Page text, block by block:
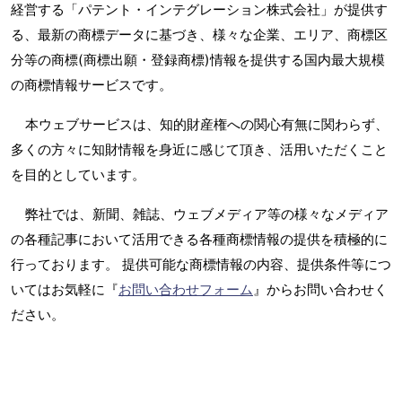
経営する「パテント・インテグレーション株式会社」が提供す
る、最新の商標データに基づき、様々な企業、エリア、商標区
分等の商標(商標出願・登録商標)情報を提供する国内最大規模
の商標情報サービスです。
本ウェブサービスは、知的財産権への関心有無に関わらず、
多くの方々に知財情報を身近に感じて頂き、活用いただくこと
を目的としています。
弊社では、新聞、雑誌、ウェブメディア等の様々なメディア
の各種記事において活用できる各種商標情報の提供を積極的に
行っております。 提供可能な商標情報の内容、提供条件等につ
いてはお気軽に『お問い合わせフォーム』からお問い合わせく
ださい。